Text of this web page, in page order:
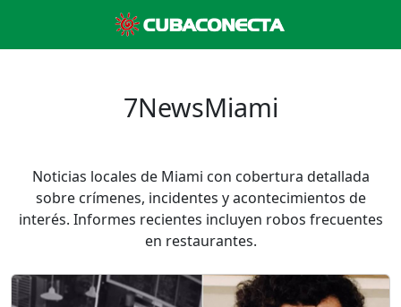
7NewsMiami
Noticias locales de Miami con cobertura detallada
sobre crímenes, incidentes y acontecimientos de
interés. Informes recientes incluyen robos frecuentes
en restaurantes.